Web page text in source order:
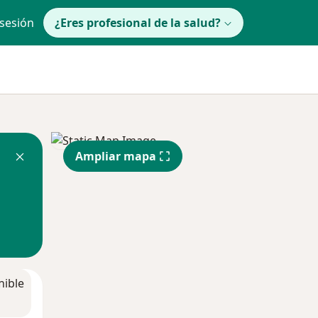
¿Eres profesional de la salud?
Ampliar mapa